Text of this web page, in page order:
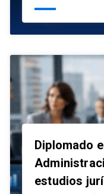
Diplomado
estudios